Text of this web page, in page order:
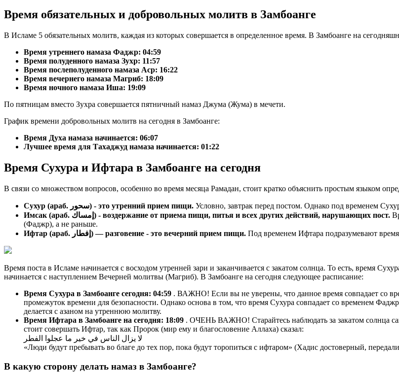
Время обязательных и добровольных молитв в Замбоанге
В Исламе 5 обязательных молитв, каждая из которых совершается в определенное время. В Замбоанге на
Время утреннего намаза Фаджр: 04:59
Время полуденного намаза Зухр: 11:57
Время послеполуденного намаза Аср: 16:22
Время вечернего намаза Магриб: 18:09
Время ночного намаза Иша: 19:09
По пятницам вместо Зухра совершается пятничный намаз Джума (Жума) в мечети.
График времени добровольных молитв на сегодня в Замбоанге:
Время Духа намаза начинается: 06:07
Лучшее время для Тахаджуд намаза начинается: 01:22
Время Сухура и Ифтара в Замбоанге на сегодня
В связи со множеством вопросов, особенно во время месяца Рамадан, стоит кратко объяснить простым языком
Сухур (араб. سحور) - это утренний прием пищи. Условно, завтрак перед постом. Однако под временем
Имсак (араб. إمساك) - воздержание от приема пищи, питья и всех других действий, нарушающих пост.
(Фаджр), а не раньше.
Ифтар (араб. إفطار) — разговение - это вечерний прием пищи. Под временем Ифтара подразумевают
Время поста в Исламе начинается с восходом утренней зари и заканчивается с закатом солнца. То есть, время
начинается с наступлением Вечерней молитвы (Магриб). В Замбоанге на сегодня следующее расписание:
Время Сухура в Замбоанге сегодня: 04:59 . ВАЖНО! Если вы не уверены, что данное время совпадает со
промежуток времени для безопасности. Однако основа в том, что время Сухура совпадает со временем
делается с азаном на утреннюю молитву.
Время Ифтара в Замбоанге на сегодня: 18:09 . ОЧЕНЬ ВАЖНО! Старайтесь наблюдать за закатом солнца
стоит совершать Ифтар, так как Пророк (мир ему и благословение Аллаха) сказал:
لا يزال الناس في خير ما عجلوا الفطر
«Люди будут пребывать во благе до тех пор, пока будут торопиться с ифтаром» (Хадис достоверный,
В какую сторону делать намаз в Замбоанге?